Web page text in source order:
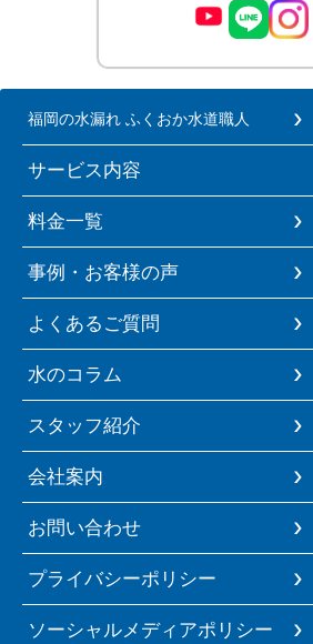
福岡の水漏れ ふくおか水道職人
サービス内容
料金一覧
事例・お客様の声
よくあるご質問
水のコラム
スタッフ紹介
会社案内
お問い合わせ
プライバシーポリシー
ソーシャルメディアポリシー